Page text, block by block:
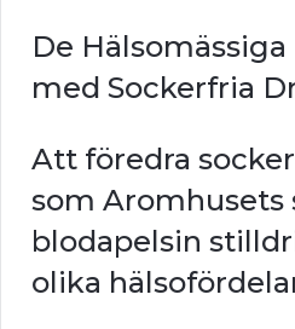
De
med Sockerfria
Att föredra
som Aromhusets
blodapelsin
olika